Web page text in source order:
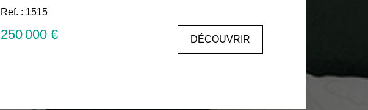
de jeux Terrain clos attenant env.900m² Menuiseries double
vitrage + volets roulants électriques Chauffage gaz de ville
250 000 € honoraires inclus charge vendeur 04 77 52 88 80
Ref. : 1515
250 000 € DÉCOUVRIR